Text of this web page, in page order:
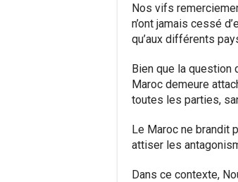
Nos vifs
n’ont jamais cessé
qu’aux différents
Bien que la
Maroc demeure
toutes les parties,
Le Maroc ne brandit
attiser les
Dans ce contexte,